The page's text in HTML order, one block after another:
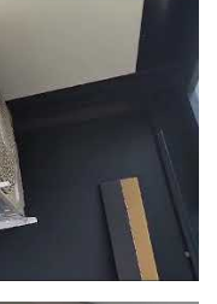
и
стену (от
(от окна)
районы
КАД)